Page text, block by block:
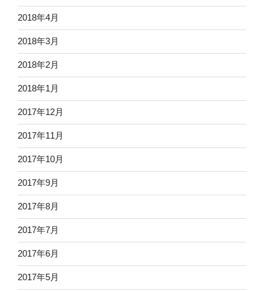
2018年4月
2018年3月
2018年2月
2018年1月
2017年12月
2017年11月
2017年10月
2017年9月
2017年8月
2017年7月
2017年6月
2017年5月